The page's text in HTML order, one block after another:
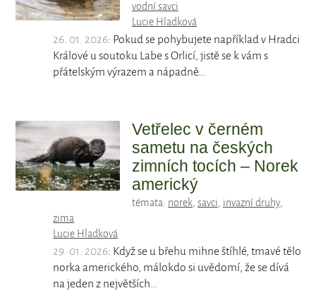
vodní savci
Lucie Hladková
26. 01. 2026: Pokud se pohybujete například v Hradci
Králové u soutoku Labe s Orlicí, jistě se k vám s
přátelským výrazem a nápadně…
Vetřelec v černém
sametu na českých
zimních tocích – Norek
americký
témata: norek, savci, invazní druhy,
zima
Lucie Hladková
29. 01. 2026: Když se u břehu mihne štíhlé, tmavé tělo
norka amerického, málokdo si uvědomí, že se dívá
na jeden z největších…